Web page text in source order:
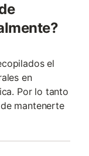
el
en
Por lo tanto
mantenerte